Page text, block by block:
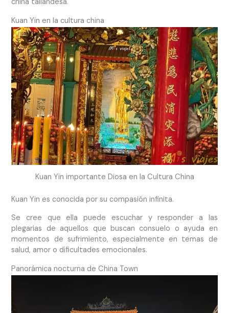
Kuan Yin en la cultura china
Kuan Yin importante Diosa en la Cultura China
Kuan Yin es conocida por su compasión infinita.
Se cree que ella puede escuchar y responder a las
plegarias de aquellos que buscan consuelo o ayuda en
momentos de sufrimiento, especialmente en temas de
salud, amor o dificultades emocionales.
Panorámica nocturna de China Town